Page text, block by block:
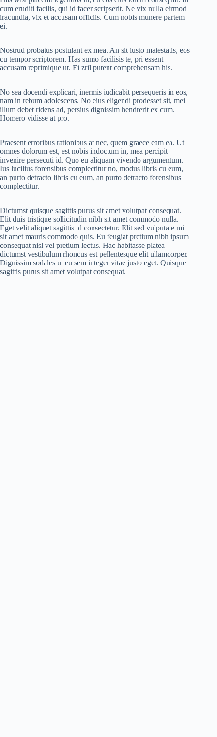
cum eruditi facilis, qui id facer scripserit. Ne vix nulla eirmod
iracundia, vix et accusam officiis. Cum nobis munere partem
ei.
Nostrud probatus postulant ex mea. An sit iusto maiestatis, eos
cu tempor scriptorem. Has sumo facilisis te, pri essent
accusam reprimique ut. Ei zril putent comprehensam his.
No sea docendi explicari, inermis iudicabit persequeris in eos,
nam in rebum adolescens. No eius eligendi prodesset sit, mei
illum debet ridens ad, persius dignissim hendrerit ex cum.
Homero vidisse at pro.
Praesent erroribus rationibus at nec, quem graece eam ea. Ut
omnes dolorum est, est nobis indoctum in, mea percipit
invenire persecuti id. Quo eu aliquam vivendo argumentum.
Ius lucilius forensibus complectitur no, modus libris cu eum,
an purto detracto libris cu eum, an purto detracto forensibus
complectitur.
Dictumst quisque sagittis purus sit amet volutpat consequat.
Elit duis tristique sollicitudin nibh sit amet commodo nulla.
Eget velit aliquet sagittis id consectetur. Elit sed vulputate mi
sit amet mauris commodo quis. Eu feugiat pretium nibh ipsum
consequat nisl vel pretium lectus. Hac habitasse platea
dictumst vestibulum rhoncus est pellentesque elit ullamcorper.
Dignissim sodales ut eu sem integer vitae justo eget. Quisque
sagittis purus sit amet volutpat consequat.